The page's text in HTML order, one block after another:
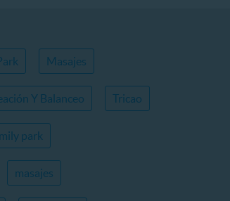
Masajes
Y Balanceo Tricao
park
masajes